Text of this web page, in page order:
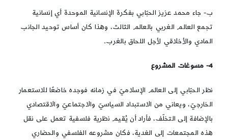
ب- جاء محمد عزيز الحبّابي بفكرة الإنسانية الموحدة أي إنسانية
تجمع العالم الغربي بالعالم الثالث، وهذا كان أساس توحيد الجانب
المادي والأخلاقي لأجل اللحاق بالغرب.
4- مسوغات المشروع
نظر الحبّابي إلى العالم الإسلاميّ في زمانه فوجده خاضعًا للاستعمار
الخارجيّ، ويعاني من الاستبداد السياسيّ والاجتماعيّ والاقتصادي
بالإضافة إلى التخلّف، فأراد أن يُقيم نظرية فلسفية تعمل على نقل
هذه المجتمعات إلى الغدية، فكان مشروعه الفلسفي والحضاري